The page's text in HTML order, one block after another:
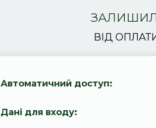
ВІД
Автоматичний доступ:
Дані для входу: